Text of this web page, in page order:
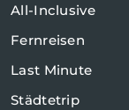
All-Inclusive
Fernreisen
Last Minute
Städtetrip